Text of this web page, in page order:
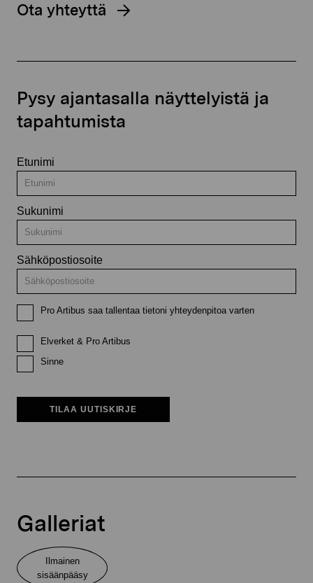
Ota yhteyttä
Pysy ajantasalla näyttelyistä ja
tapahtumista
Etunimi
Sukunimi
Sähköpostiosoite
Pro Artibus saa tallentaa tietoni yhteydenpitoa varten
Elverket & Pro Artibus
Sinne
TILAA UUTISKIRJE
Galleriat
Ilmainen
sisäänpääsy